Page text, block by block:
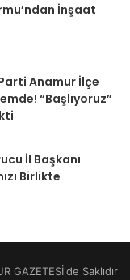
İnşaat
Anamur İlçe
“Başlıyoruz”
İl Başkanı
Birlikte
GAZETESİ'de Saklıdır